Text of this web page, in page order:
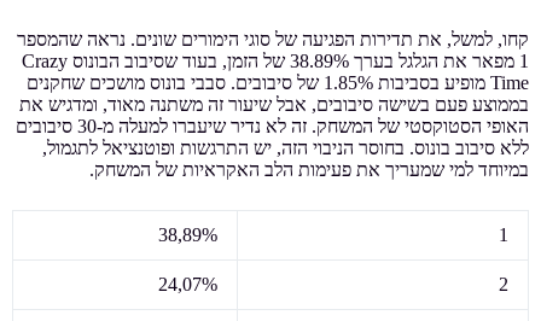
קחו, למשל, את תדירות הפגיעה של סוגי הימורים שונים. נראה שהמספר
1 מפאר את הגלגל בערך 38.89% של הזמן, בעוד שסיבוב הבונוס Crazy
Time מופיע בסביבות 1.85% של סיבובים. סבבי בונוס מושכים שחקנים
בממוצע פעם בשישה סיבובים, אבל שיעור זה משתנה מאוד, ומדגיש את
האופי הסטוקסטי של המשחק. זה לא נדיר שיעברו למעלה מ-30 סיבובים
ללא סיבוב בונוס. בחוסר הניבוי הזה, יש התרגשות ופוטנציאל לתגמול,
במיוחד למי שמעריך את פעימות הלב האקראיות של המשחק.
1
38,89%
2
24,07%